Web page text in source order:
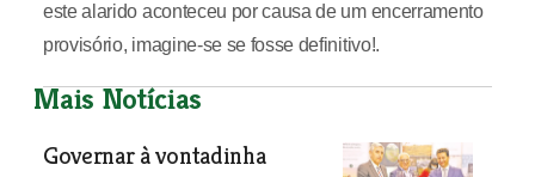
este alarido aconteceu por causa de um encerramento
provisório, imagine-se se fosse definitivo!.
Mais Notícias
Governar à vontadinha